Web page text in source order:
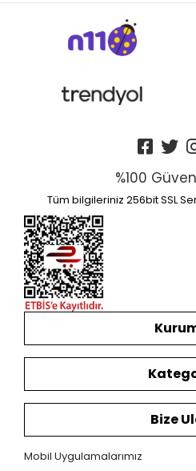
%100
Tüm bilgileriniz 256bit SSL
Bize
Mobil Uygulamalarımız